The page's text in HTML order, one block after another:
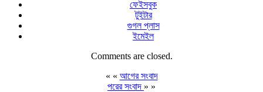
ফেইসবুক
টুইটার
গুগল প্লাস
ইমেইল
Comments are closed.
« « আগের সংবাদ
পরের সংবাদ » »